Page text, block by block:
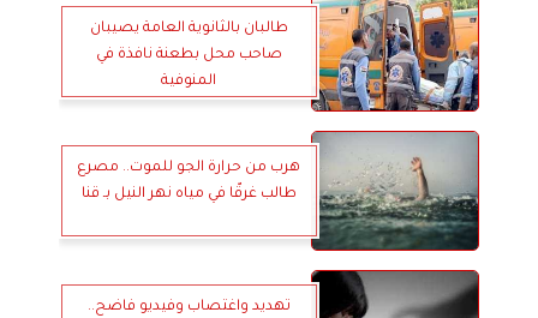
طالبان بالثانوية العامة يصيبان
صاحب محل بطعنة نافذة في
المنوفية
هرب من حرارة الجو للموت.. مصرع
طالب غرقّا في مياه نهر النيل بـ قنا
تهديد واغتصاب وفيديو فاضح..